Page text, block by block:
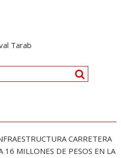
Tarab
CARRETERA
16 MILLONES DE PESOS EN LA